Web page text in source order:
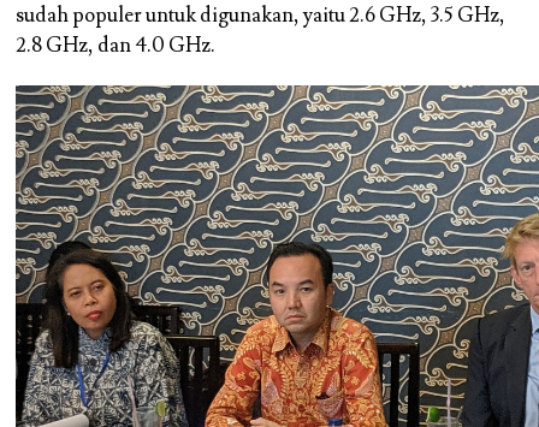
sudah populer untuk digunakan, yaitu 2.6 GHz, 3.5 GHz,
2.8 GHz, dan 4.0 GHz.